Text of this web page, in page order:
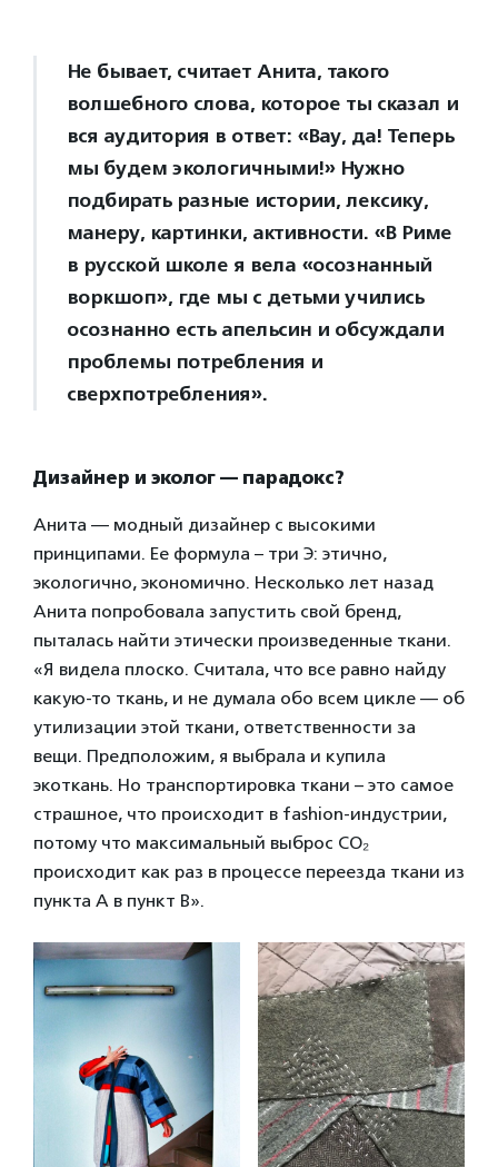
Не бывает, считает Анита, такого
волшебного слова, которое ты сказал и
вся аудитория в ответ: «Вау, да! Теперь
мы будем экологичными!» Нужно
подбирать разные истории, лексику,
манеру, картинки, активности. «В Риме
в русской школе я вела «осознанный
воркшоп», где мы с детьми учились
осознанно есть апельсин и обсуждали
проблемы потребления и
сверхпотребления».
Дизайнер и эколог — парадокс?
Анита — модный дизайнер с высокими
принципами. Ее формула – три Э: этично,
экологично, экономично. Несколько лет назад
Анита попробовала запустить свой бренд,
пыталась найти этически произведенные ткани.
«Я видела плоско. Считала, что все равно найду
какую-то ткань, и не думала обо всем цикле — об
утилизации этой ткани, ответственности за
вещи. Предположим, я выбрала и купила
экоткань. Но транспортировка ткани – это самое
страшное, что происходит в fashion-индустрии,
потому что максимальный выброс CO₂
происходит как раз в процессе переезда ткани из
пункта А в пункт В».